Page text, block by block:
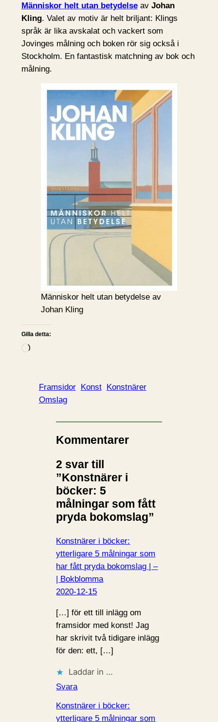
Människor helt utan betydelseav Johan
Kling. Valet av motiv är helt briljant: Klings
språk är lika avskalat och vackert som
Jovinges målning och boken rör sig också i
Stockholm. En fantastisk matchning av bok och
målning.
Människor helt utan betydelse av
Johan Kling
Gilla detta:
L
Framsidor Konst
Konstnärer
Omslag
Kommentarer
2 svar till
”Konstnärer i
böcker: 5
målningar som fått
pryda bokomslag”
Konstnärer i böcker:
ytterligare 5 målningar som
har fått pryda bokomslag | –
| Bokblomma
2020-12-15
[…] för ett till inlägg om
framsidor med konst! Jag
har skrivit två tidigare inlägg
för den: ett, […]
Laddar in …
Svara
Konstnärer i böcker:
ytterligare 5 målningar som